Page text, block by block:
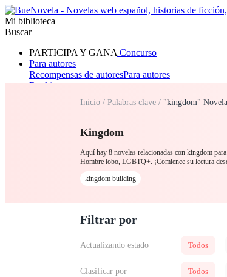
Mi biblioteca
Buscar
PARTICIPA Y GANA Concurso
Para autores
Recompensas de autoresPara autores
Ranking
RomanceHombre lobo
Inicio / Palabras clave / "kingdom"
Kingdom
Aquí hay 8 novelas relacionadas con kingdom
Hombre lobo, LGBTQ+. ¡Comience su lectura
kingdom building
Filtrar por
Actualizando estado Todos
Clasificar por Todos